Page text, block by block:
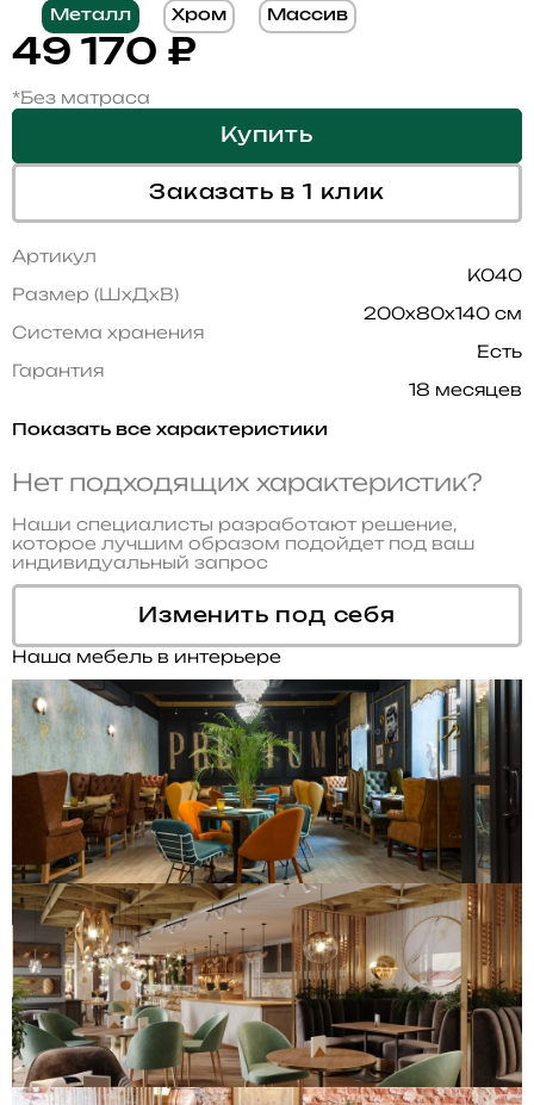
Металл Хром Массив
49 170 ₽
*Без матраса
Купить
Заказать в 1 клик
Артикул
K040
Размер (ШхДхВ)
200x80x140 см
Система хранения
Есть
Гарантия
18 месяцев
Показать все характеристики
Нет подходящих характеристик?
Наши специалисты разработают решение,
которое лучшим образом подойдет под ваш
индивидуальный запрос
Изменить под себя
Наша мебель в интерьере